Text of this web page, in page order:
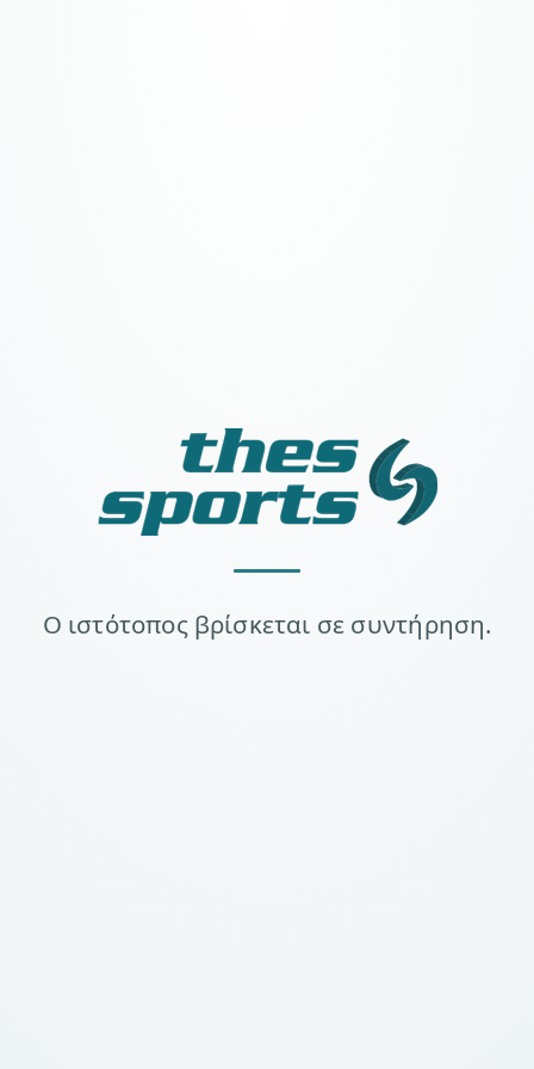
Ο ιστότοπος βρίσκεται σε συντήρηση.